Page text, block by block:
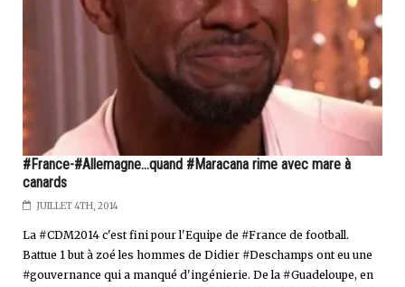
#France-#Allemagne...quand #Maracana rime avec mare à
canards
JUILLET 4TH, 2014
La #CDM2014 c'est fini pour l'Equipe de #France de football.
Battue 1 but à zoé les hommes de Didier #Deschamps ont eu une
#gouvernance qui a manqué d'ingénierie. De la #Guadeloupe, en